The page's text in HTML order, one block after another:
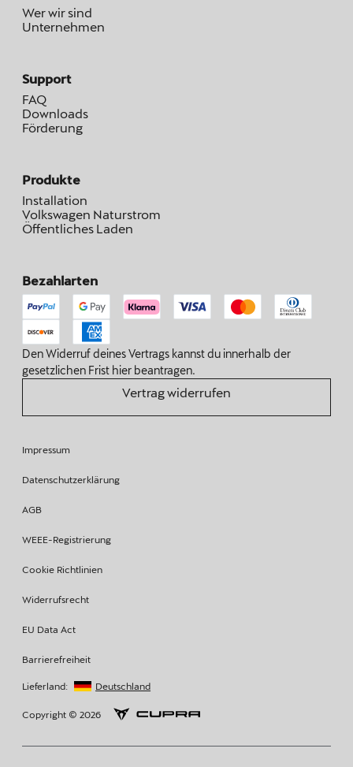
Wer wir sind
Unternehmen
Support
FAQ
Downloads
Förderung
Produkte
Installation
Volkswagen Naturstrom
Öffentliches Laden
Bezahlarten
Den Widerruf deines Vertrags kannst du innerhalb der
gesetzlichen Frist hier beantragen.
Vertrag widerrufen
Impressum
Datenschutzerklärung
AGB
WEEE-Registrierung
Cookie Richtlinien
Widerrufsrecht
EU Data Act
Barrierefreiheit
Lieferland: Deutschland
Copyright © 2026